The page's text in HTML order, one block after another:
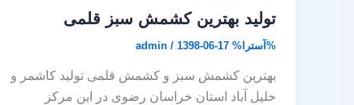
تولید بهترین کشمش سبز قلمی
%آسترا% admin / 1398-06-17
بهترین کشمش سبز و کشمش قلمی تولید کاشمر و
خلیل آباد استان خراسان رضوی در این مرکز